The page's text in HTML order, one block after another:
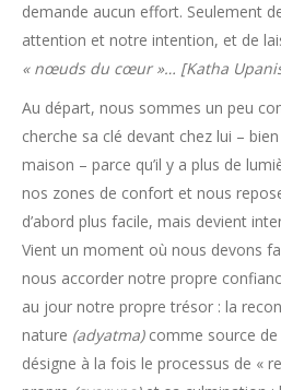
demande aucun effort. Seulement
attention et notre intention, et de
« nœuds du cœur »… [Katha
Au départ, nous sommes un peu
cherche sa clé devant chez lui – bien
maison – parce qu’il y a plus de
nos zones de confort et nous
d’abord plus facile, mais devient
Vient un moment où nous devons
nous accorder notre propre
au jour notre propre trésor : la
nature (adyatma)comme source de
désigne à la fois le processus de «